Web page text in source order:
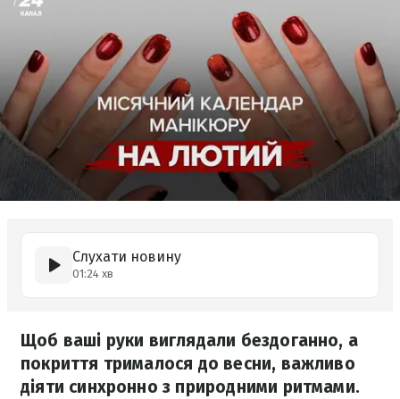
Слухати новину
01:24 хв
Щоб ваші руки виглядали бездоганно, а
покриття трималося до весни, важливо
діяти синхронно з природними ритмами.